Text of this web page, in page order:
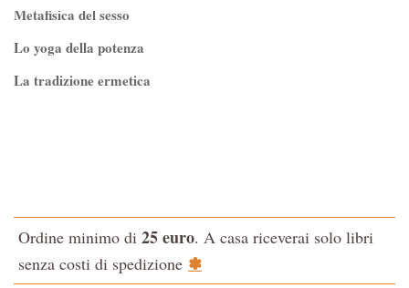
Metafisica del sesso
Lo yoga della potenza
La tradizione ermetica
La Cabala
Il potere del serpente
Ordine minimo di 25 euro. A casa riceverai solo libri
senza costi di spedizione ✽